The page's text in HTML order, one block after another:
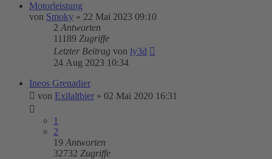
Motorleistung
von Smoky » 22 Mai 2023 09:10
2 Antworten
11189 Zugriffe
Letzter Beitrag von ly3d
24 Aug 2023 10:34
Ineos Grenadier
von Exilaltbier » 02 Mai 2020 16:31
1
2
19 Antworten
32732 Zugriffe